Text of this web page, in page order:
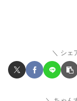
シェ